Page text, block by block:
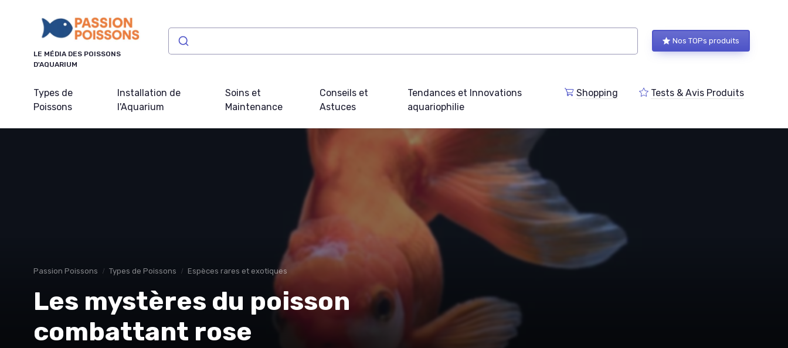
LE MÉDIA DES POISSONS
D'AQUARIUM
Nos TOPs produits
Types de
Poissons
Installation de
l'Aquarium
Soins et
Maintenance
Conseils et
Astuces
Tendances et Innovations
aquariophilie
Shopping Tests & Avis Produits
Passion Poissons Types de Poissons Espèces rares et exotiques
Les mystères du poisson
combattant rose